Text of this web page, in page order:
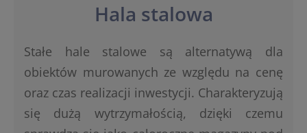
Hala stalowa
Stałe hale stalowe są alternatywą dla
obiektów murowanych ze względu na cenę
oraz czas realizacji inwestycji. Charakteryzują
się dużą wytrzymałością, dzięki czemu